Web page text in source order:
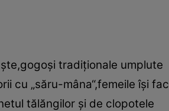
tradiţionale umplute
cu „săru-mâna“,femeile îşi fac
tălăngilor şi de clopotele